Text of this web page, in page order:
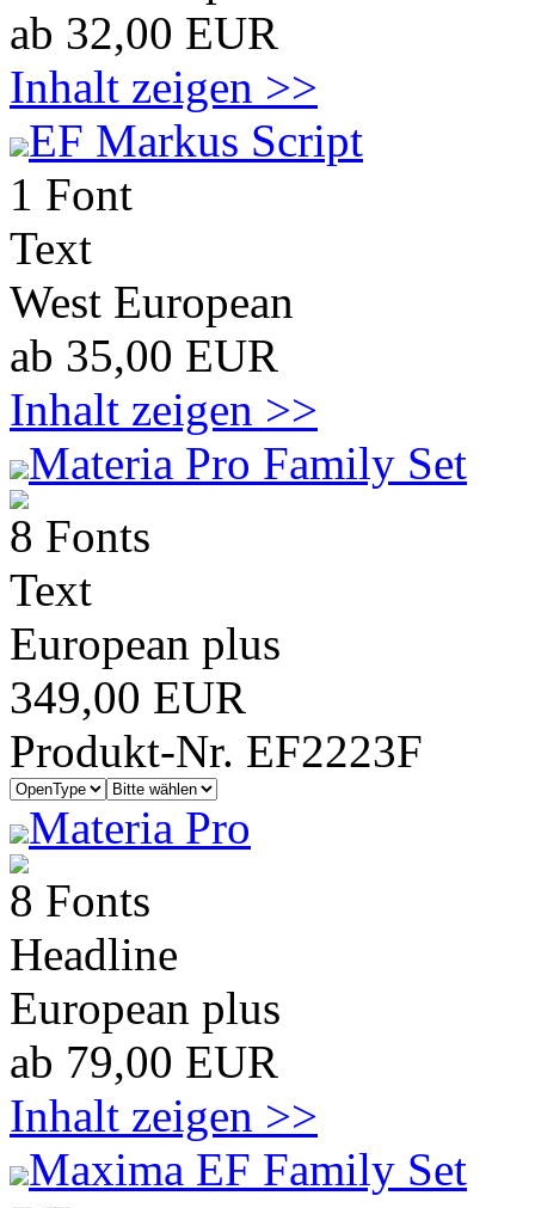
ab 32,00 EUR
Inhalt zeigen >>
EF Markus Script
1 Font
Text
West European
ab 35,00 EUR
Inhalt zeigen >>
Materia Pro Family Set
8 Fonts
Text
European plus
349,00 EUR
Produkt-Nr. EF2223F
Materia Pro
8 Fonts
Headline
European plus
ab 79,00 EUR
Inhalt zeigen >>
Maxima EF Family Set